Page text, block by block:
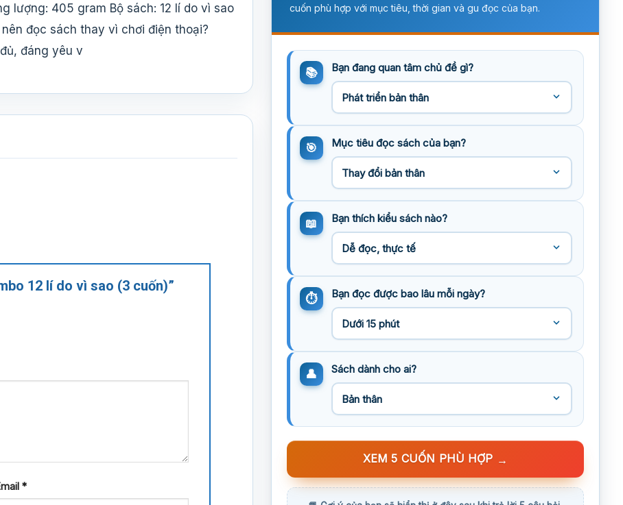
lượng: 405 gram Bộ sách: 12 lí do vì sao
đọc sách thay vì chơi điện thoại?
đáng yêu v
12 lí do vì sao (3 cuốn)”
*
cuốn phù hợp với mục tiêu, thời gian và gu đọc của bạn.
Bạn đang quan tâm chủ đề gì?
Mục tiêu đọc sách của bạn?
Bạn thích kiểu sách nào?
Bạn đọc được bao lâu mỗi ngày?
Sách dành cho ai?
XEM 5 CUỐN PHÙ HỢP →